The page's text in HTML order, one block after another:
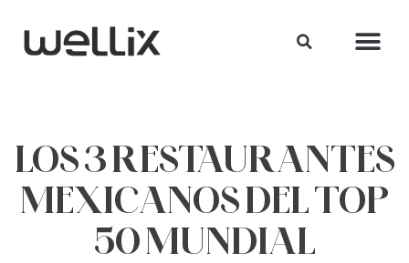
LOS 3 RESTAURANTES
MEXICANOS DEL TOP
50 MUNDIAL